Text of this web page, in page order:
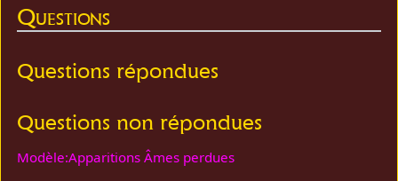
Questions
Questions répondues
Questions non répondues
Modèle:Apparitions Âmes perdues